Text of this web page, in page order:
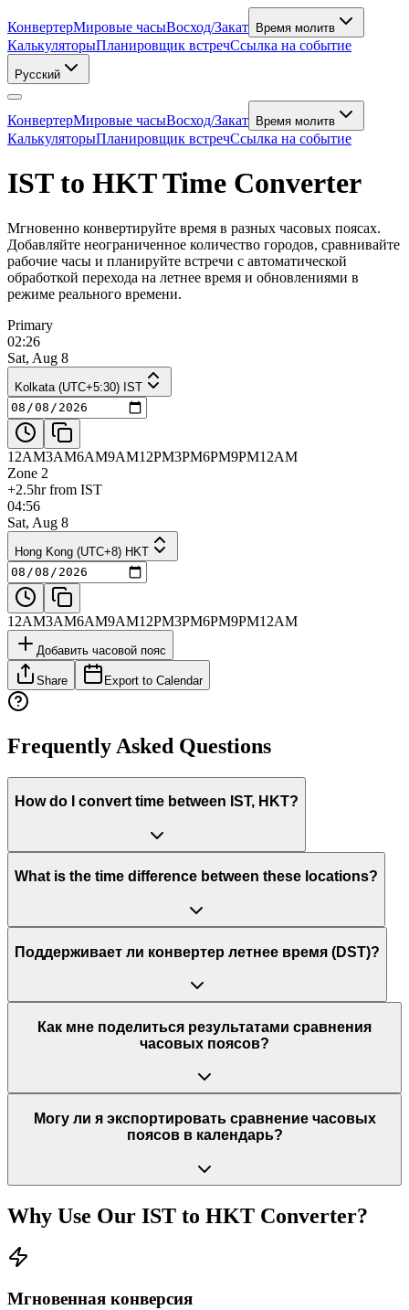
КонвертерМировые часыВосход/Закат Время молитв
КалькуляторыПланировщик встречСсылка на событие
Русский
КонвертерМировые часыВосход/Закат Время молитв
КалькуляторыПланировщик встречСсылка на событие
IST to HKT Time Converter
Мгновенно конвертируйте время в разных часовых поясах.
Добавляйте неограниченное количество городов, сравнивайте
рабочие часы и планируйте встречи с автоматической
обработкой перехода на летнее время и обновлениями в
режиме реального времени.
Primary
02:26
Sat, Aug 8
Kolkata (UTC+5:30) IST
12AM3AM6AM9AM12PM3PM6PM9PM12AM
Zone 2
+2.5hr from IST
04:56
Sat, Aug 8
Hong Kong (UTC+8) HKT
12AM3AM6AM9AM12PM3PM6PM9PM12AM
Добавить часовой пояс
Share Export to Calendar
Frequently Asked Questions
How do I convert time between IST, HKT?
What is the time difference between these locations?
Поддерживает ли конвертер летнее время (DST)?
Как мне поделиться результатами сравнения
часовых поясов?
Могу ли я экспортировать сравнение часовых
поясов в календарь?
Why Use Our IST to HKT Converter?
Мгновенная конверсия